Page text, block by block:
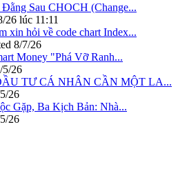
Sau CHOCH (Change...
26 lúc 11:11
xin hỏi về code chart Index...
8/7/26
Money "Phá Vỡ Ranh...
5/26
TƯ CÁ NHÂN CẦN MỘT LA...
26
Gặp, Ba Kịch Bản: Nhà...
26